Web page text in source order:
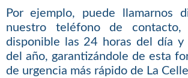
Por ejemplo, puede llamarnos
nuestro teléfono de
disponible las 24 horas del día y
del año, garantizándole de esta
de urgencia más rápido de La